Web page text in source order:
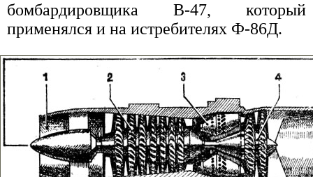
бомбардировщика В-47, который
применялся и на истребителях Ф-86Д.